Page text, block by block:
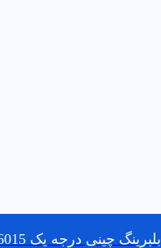
بلبرینگ چینی درجه یک 6015